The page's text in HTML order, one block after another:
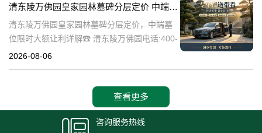
清
清东陵万佛园皇家园林墓碑分层定价 中端墓位限时大额让利详解
清东陵万佛园皇家园林墓碑分层定价，中端墓
位限时大额让利详解☎ 清东陵万佛园电话:400-
838-5063清东陵万佛园，作为中国历史上著名
2026-08-06
查看更多
咨询服务热线